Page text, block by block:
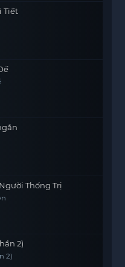
Tiết
Thống Trị
2)
2)